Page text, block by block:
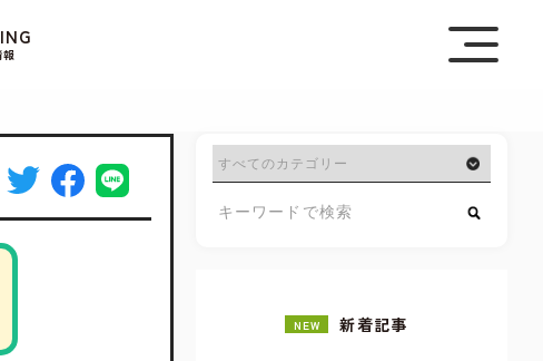
報
NEW 新着記事
めて重視しています。詳細について、およびご質問
さい。